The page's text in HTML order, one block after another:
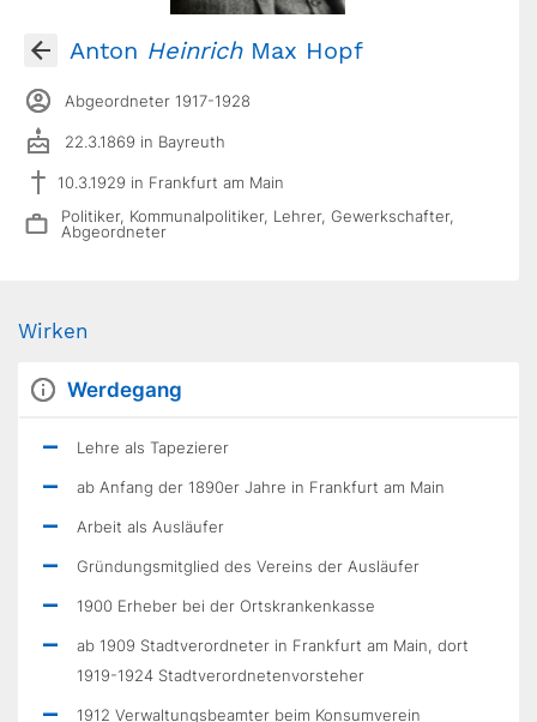
Anton HeinrichMax Hopf
Abgeordneter 1917-1928
22.3.1869 in Bayreuth
10.3.1929 in Frankfurt am Main
Politiker, Kommunalpolitiker, Lehrer, Gewerkschafter,
Abgeordneter
Wirken
Werdegang
Lehre als Tapezierer
ab Anfang der 1890er Jahre in Frankfurt am Main
Arbeit als Ausläufer
Gründungsmitglied des Vereins der Ausläufer
1900 Erheber bei der Ortskrankenkasse
ab 1909 Stadtverordneter in Frankfurt am Main, dort
1919-1924 Stadtverordnetenvorsteher
1912 Verwaltungsbeamter beim Konsumverein